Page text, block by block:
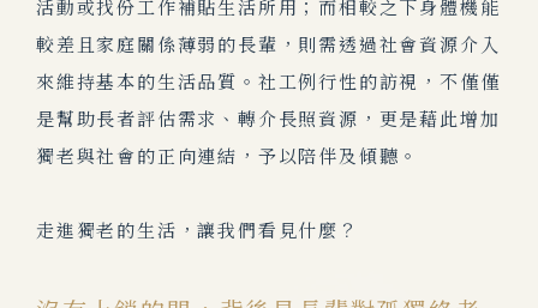
活動或找份工作補貼生活所用；而相較之下身體機能
較差且家庭關係薄弱的長輩，則需透過社會資源介入
來維持基本的生活品質。社工例行性的訪視，不僅僅
是幫助長者評估需求、轉介長照資源，更是藉此增加
獨老與社會的正向連結，予以陪伴及傾聽。
走進獨老的生活，讓我們看見什麼？